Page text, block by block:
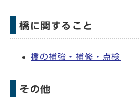
橋に関すること
橋の補強・補修・点検
その他